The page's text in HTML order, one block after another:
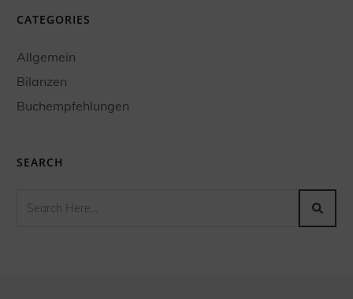
CATEGORIES
Allgemein
Bilanzen
Buchempfehlungen
SEARCH